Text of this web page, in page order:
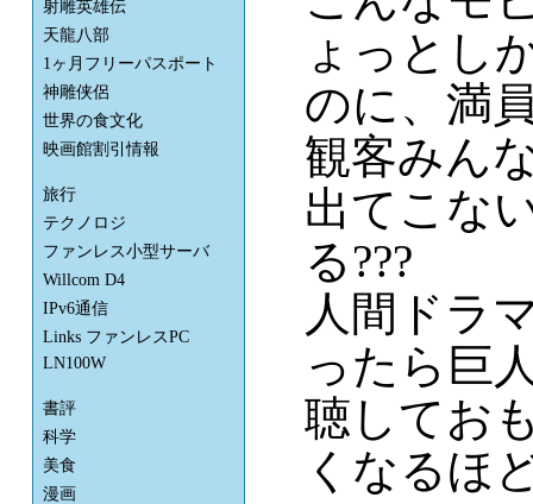
ょっとし
のに、満
観客みん
出てこな
る???
人間ドラ
ったら巨
聴してお
くなるほ
射雕英雄伝
天龍八部
1ヶ月フリーパスポート
神雕侠侶
世界の食文化
映画館割引情報
旅行
テクノロジ
ファンレス小型サーバ
Willcom D4
IPv6通信
Links ファンレスPC
LN100W
書評
科学
美食
漫画